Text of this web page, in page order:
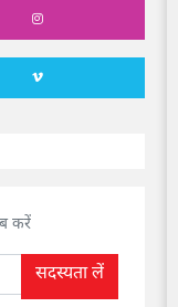
करें
सदस्यता लें